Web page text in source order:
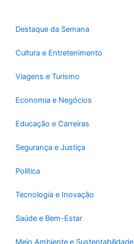
f
Destaque da Semana
Cultura e Entretenimento
Viagens e Turismo
Economia e Negócios
Educação e Carreiras
Segurança e Justiça
Política
Tecnologia e Inovação
Saúde e Bem-Estar
Meio Ambiente e Sustentabilidade